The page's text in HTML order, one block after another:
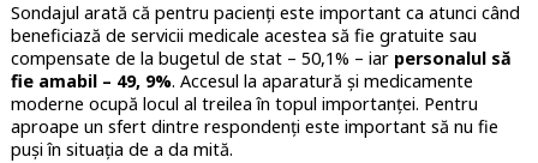
Sondajul arată că pentru pacienți este important ca atunci când
beneficiază de servicii medicale acestea să fie gratuite sau
compensate de la bugetul de stat – 50,1% – iar personalul să
fie amabil – 49, 9%. Accesul la aparatură și medicamente
moderne ocupă locul al treilea în topul importanței. Pentru
aproape un sfert dintre respondenți este important să nu fie
puși în situația de a da mită.